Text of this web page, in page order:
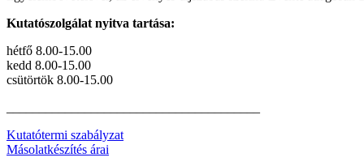
Kutatószolgálat nyitva tartása:
hétfő 8.00-15.00
kedd 8.00-15.00
csütörtök 8.00-15.00
Kutatótermi szabályzat
Másolatkészítés árai